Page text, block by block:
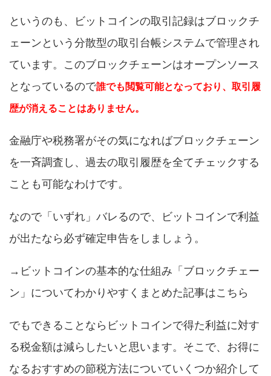
というのも、ビットコインの取引記録はブロックチ
ェーンという分散型の取引台帳システムで管理され
ています。このブロックチェーンはオープンソース
となっているので誰でも閲覧可能となっており、取引履
歴が消えることはありません。
金融庁や税務署がその気になればブロックチェーン
を一斉調査し、過去の取引履歴を全てチェックする
ことも可能なわけです。
なので「いずれ」バレるので、ビットコインで利益
が出たなら必ず確定申告をしましょう。
→ ビットコインの基本的な仕組み「ブロックチェー
ン」についてわかりやすくまとめた記事はこちら
でもできることならビットコインで得た利益に対す
る税金額は減らしたいと思います。そこで、お得に
なるおすすめの節税方法についていくつか紹介して